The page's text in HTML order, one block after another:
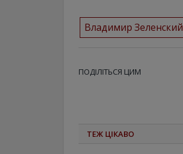
Владимир Зеленский
ПОДІЛІТЬСЯ ЦИМ
ТЕЖ ЦІКАВО